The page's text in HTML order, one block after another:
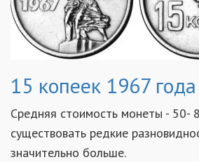
15 копеек 1967 года
Средняя стоимость монеты - 50-
существовать редкие
значительно больше.